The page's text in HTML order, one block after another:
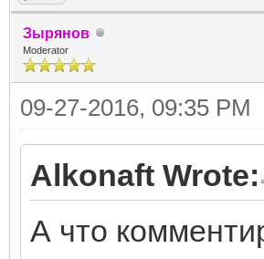
Зырянов
Moderator
09-27-2016, 09:35 PM
Alkonaft Wrote:
А что